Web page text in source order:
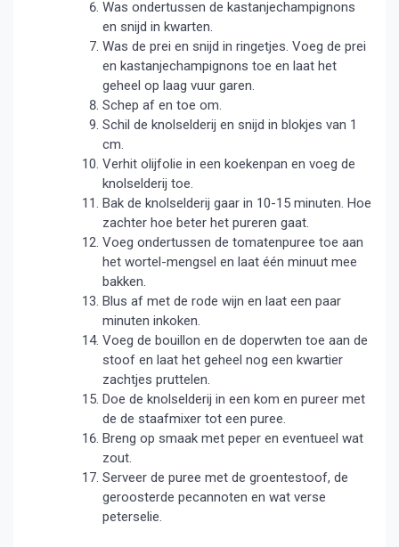
Was ondertussen de kastanjechampignons
en snijd in kwarten.
Was de prei en snijd in ringetjes. Voeg de prei
en kastanjechampignons toe en laat het
geheel op laag vuur garen.
Schep af en toe om.
Schil de knolselderij en snijd in blokjes van 1
cm.
Verhit olijfolie in een koekenpan en voeg de
knolselderij toe.
Bak de knolselderij gaar in 10-15 minuten. Hoe
zachter hoe beter het pureren gaat.
Voeg ondertussen de tomatenpuree toe aan
het wortel-mengsel en laat één minuut mee
bakken.
Blus af met de rode wijn en laat een paar
minuten inkoken.
Voeg de bouillon en de doperwten toe aan de
stoof en laat het geheel nog een kwartier
zachtjes pruttelen.
Doe de knolselderij in een kom en pureer met
de de staafmixer tot een puree.
Breng op smaak met peper en eventueel wat
zout.
Serveer de puree met de groentestoof, de
geroosterde pecannoten en wat verse
peterselie.